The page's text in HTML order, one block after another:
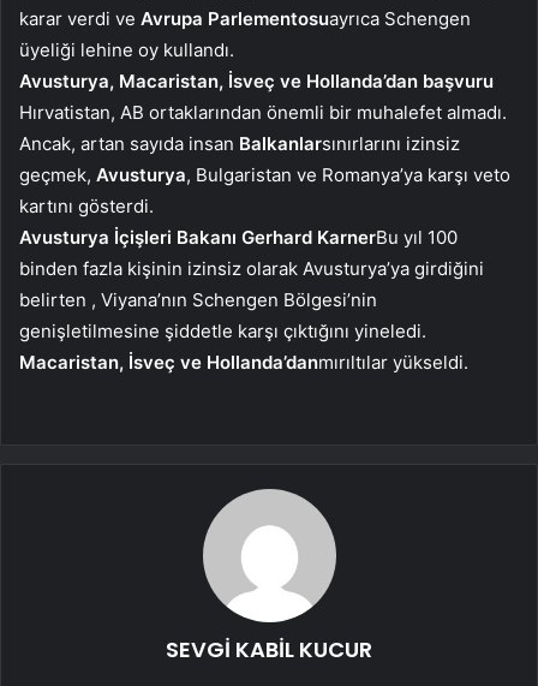
karar verdi ve Avrupa Parlementosuayrıca Schengen
üyeliği lehine oy kullandı.
Avusturya, Macaristan, İsveç ve Hollanda’dan başvuru
Hırvatistan, AB ortaklarından önemli bir muhalefet almadı.
Ancak, artan sayıda insan Balkanlarsınırlarını izinsiz
geçmek, Avusturya, Bulgaristan ve Romanya’ya karşı veto
kartını gösterdi.
Avusturya İçişleri Bakanı Gerhard KarnerBu yıl 100
binden fazla kişinin izinsiz olarak Avusturya’ya girdiğini
belirten , Viyana’nın Schengen Bölgesi’nin
genişletilmesine şiddetle karşı çıktığını yineledi.
Macaristan, İsveç ve Hollanda’danmırıltılar yükseldi.
SEVGİ KABİL KUCUR